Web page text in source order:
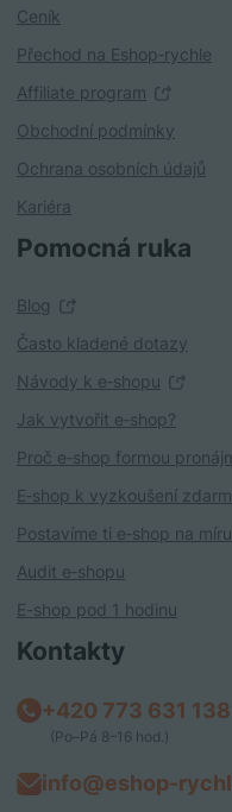
Ceník
Přechod na Eshop‑rychle
Affiliate program
Obchodní podmínky
Ochrana osobních údajů
Kariéra
Pomocná ruka
Blog
Často kladené dotazy
Návody k e‑shopu
Jak vytvořit e‑shop?
Proč e‑shop formou
E‑shop k vyzkoušení
Postavíme ti e‑shop na
Audit e‑shopu
E-shop pod 1 hodinu
Kontakty
+420 773 631 138
(Po–Pá 8–16 hod.)
info@eshop-